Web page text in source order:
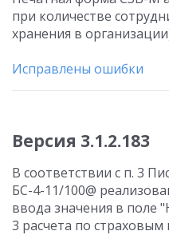
при количестве
хранения в
Исправлены ошибки
Версия 3.1.2.183
В соответствии с п. 3
БС-4-11/100@
ввода значения в поле
3 расчета по страховым